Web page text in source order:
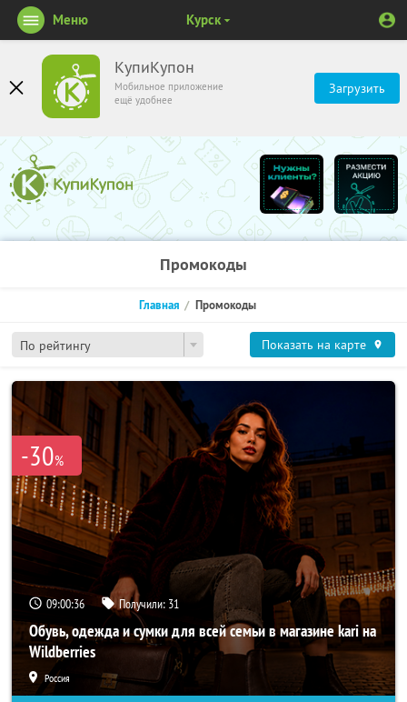
КупиКупон
Мобильное приложение
ещё удобнее
Загрузить
Меню Курск
Промокоды
По рейтингу
Главная Промокоды
Показать на карте
-30%
09:00:33 Получили: 31
Обувь, одежда и сумки для всей семьи в магазине kari на
Wildberries
Россия